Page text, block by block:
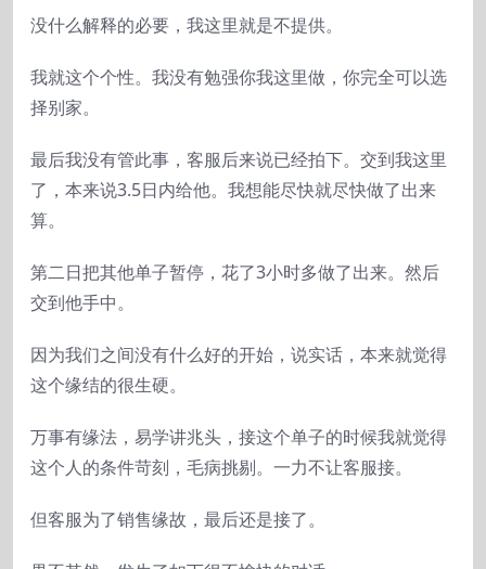
没什么解释的必要，我这里就是不提供。
我就这个个性。我没有勉强你我这里做，你完全可以选
择别家。
最后我没有管此事，客服后来说已经拍下。交到我这里
了，本来说3.5日内给他。我想能尽快就尽快做了出来
算。
第二日把其他单子暂停，花了3小时多做了出来。然后
交到他手中。
因为我们之间没有什么好的开始，说实话，本来就觉得
这个缘结的很生硬。
万事有缘法，易学讲兆头，接这个单子的时候我就觉得
这个人的条件苛刻，毛病挑剔。一力不让客服接。
但客服为了销售缘故，最后还是接了。